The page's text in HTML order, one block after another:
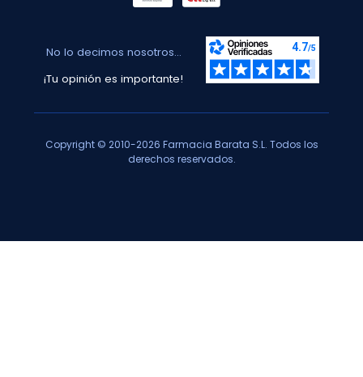
No lo decimos nosotros...
¡Tu opinión es importante!
Copyright © 2010-2026 Farmacia Barata S.L. Todos los
derechos reservados.